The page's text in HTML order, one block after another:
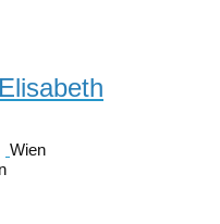
Wien